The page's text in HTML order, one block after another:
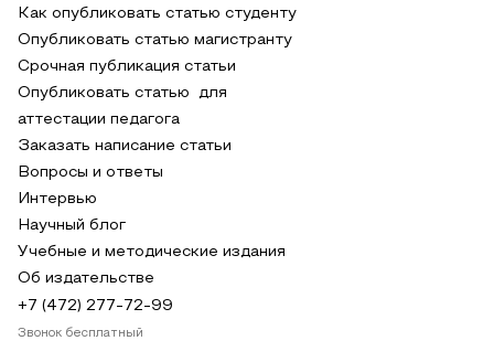
Как опубликовать статью студенту
Опубликовать статью магистранту
Срочная публикация статьи
Опубликовать статью для
аттестации педагога
Заказать написание статьи
Вопросы и ответы
Интервью
Научный блог
Учебные и методические издания
Об издательстве
+7 (472) 277-72-99
Звонок бесплатный